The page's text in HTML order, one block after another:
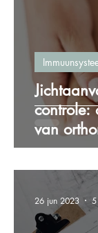
controle:
van
therapie
26 jun 2023